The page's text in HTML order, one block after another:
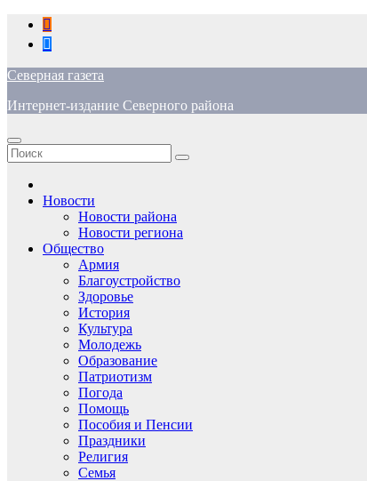
Перейти
содержимому
Северная газета
Интернет-издание Северного района
Новости
Новости района
Новости региона
Общество
Армия
Благоустройство
Здоровье
История
Культура
Молодежь
Образование
Патриотизм
Погода
Помощь
Пособия и Пенсии
Праздники
Религия
Семья